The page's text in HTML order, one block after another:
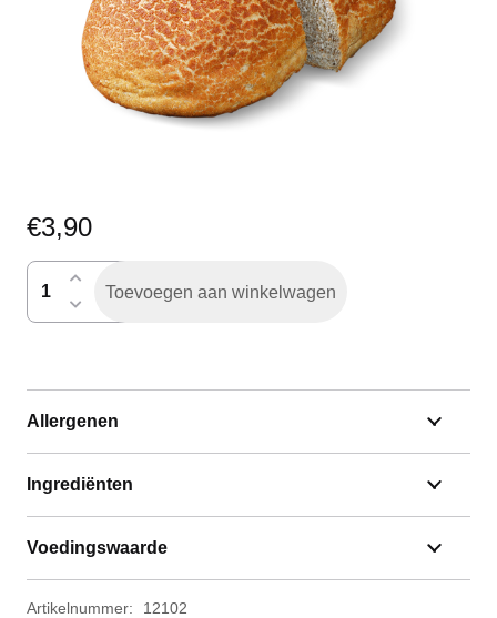
€3,90
tijgerbruin
gesneden
Toevoegen aan winkelwagen
Allergenen
Ingrediënten
Voedingswaarde
Artikelnummer: 12102